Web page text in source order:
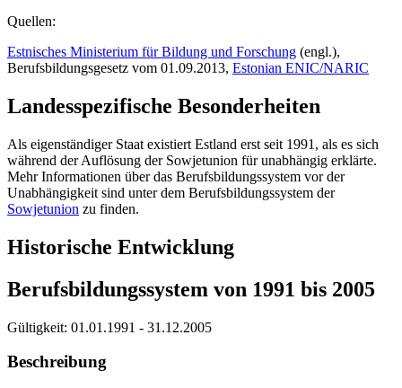
Quellen:
Estnisches Ministerium für Bildung und Forschung (engl.),
Berufsbildungsgesetz vom 01.09.2013, Estonian ENIC/NARIC
Landesspezifische Besonderheiten
Als eigenständiger Staat existiert Estland erst seit 1991, als es sich
während der Auflösung der Sowjetunion für unabhängig erklärte.
Mehr Informationen über das Berufsbildungssystem vor der
Unabhängigkeit sind unter dem Berufsbildungssystem der
Sowjetunion zu finden.
Historische Entwicklung
Berufsbildungssystem von 1991 bis 2005
Gültigkeit: 01.01.1991 - 31.12.2005
Beschreibung